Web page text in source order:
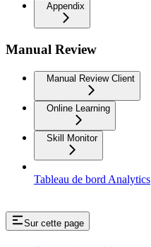
Appendix
Manual Review
Manual Review Client
Online Learning
Skill Monitor
Tableau de bord Analytics
Sur cette page